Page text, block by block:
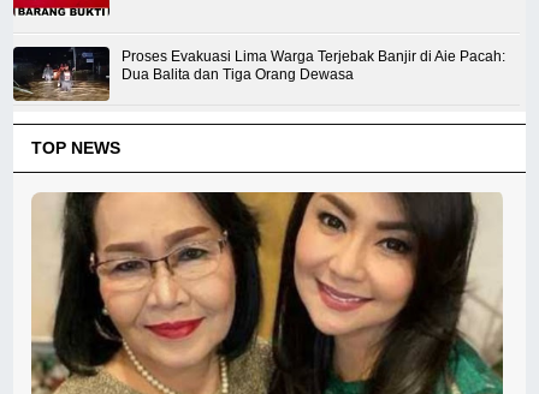
Proses Evakuasi Lima Warga Terjebak Banjir di Aie Pacah:
Dua Balita dan Tiga Orang Dewasa
TOP NEWS